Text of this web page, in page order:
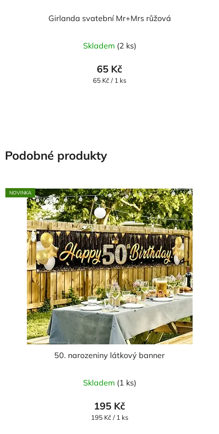
Girlanda svatební Mr+Mrs růžová
Skladem (2 ks)
65 Kč
Měrná
65 Kč / 1 ks
Podobné produkty
NOVINKA
50. narozeniny látkový banner
Skladem (1 ks)
195 Kč
Měrná
195 Kč / 1 ks